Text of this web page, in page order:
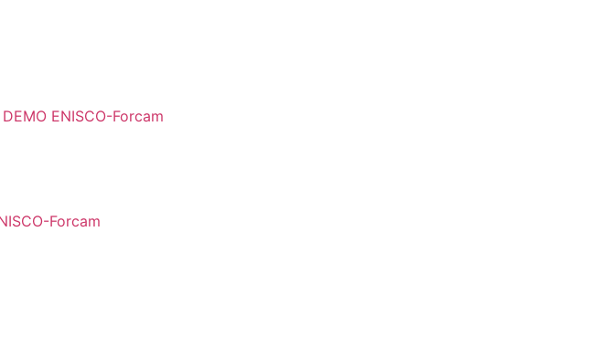
ENISCO-Forcam
Forcam